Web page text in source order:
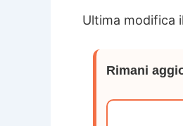
Ultima modifica
Rimani